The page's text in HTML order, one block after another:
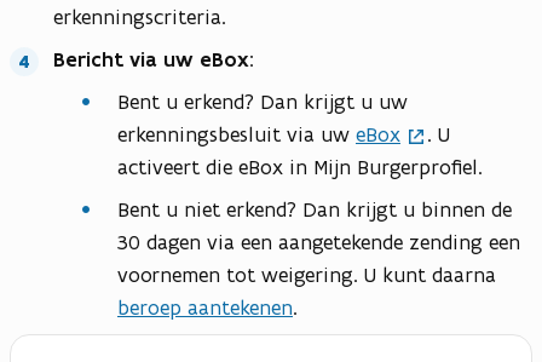
erkenningscriteria.
Bericht via uw eBox:
Bent u erkend? Dan krijgt u uw
erkenningsbesluit via uw eBox
. U
activeert die eBox in Mijn Burgerprofiel.
Bent u niet erkend? Dan krijgt u binnen de
30 dagen via een aangetekende zending een
voornemen tot weigering. U kunt daarna
beroep aantekenen.